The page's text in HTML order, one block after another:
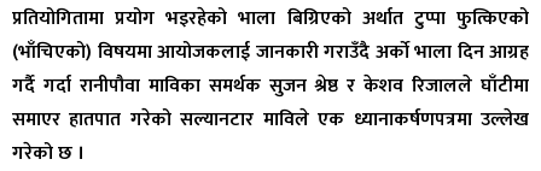
प्रतियोगितामा प्रयोग भइरहेको भाला बिग्रिएको अर्थात टुप्पा फुत्किएको
(भाँचिएको) विषयमा आयोजकलाई जानकारी गराउँदै अर्काे भाला दिन आग्रह
गर्दै गर्दा रानीपौवा माविका समर्थक सुजन श्रेष्ठ र केशव रिजालले घाँटीमा
समाएर हातपात गरेको सल्यानटार माविले एक ध्यानाकर्षणपत्रमा उल्लेख
गरेको छ ।